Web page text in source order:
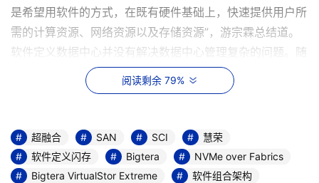
是希望用软件的方式，在既有硬件基础上，快速提供用户所
需的计算资源、网络资源以及存储资源”，游宗霖总结道。
软件定义数据中心并没有解决数据中心管理复杂的问题。随
着用户应用的变化，不同时期，不同应用对于存储的需求是
不一样的，用户遇到的问题可能是IOPS不够，也可能是容
求可能都需要购置新的存储，长此以往就形成各种数据孤
岛，也让管理的复杂性水涨船高。 有调查数据显示，由于
存储数据孤岛非常普遍，使得存储系统复杂度提升，带来最
阅读剩余 79%
超融合 SAN SCI
慧荣
软件定义闪存
Bigtera
NVMe over Fabrics
Bigtera VirtualStor Extreme
软件组合架构